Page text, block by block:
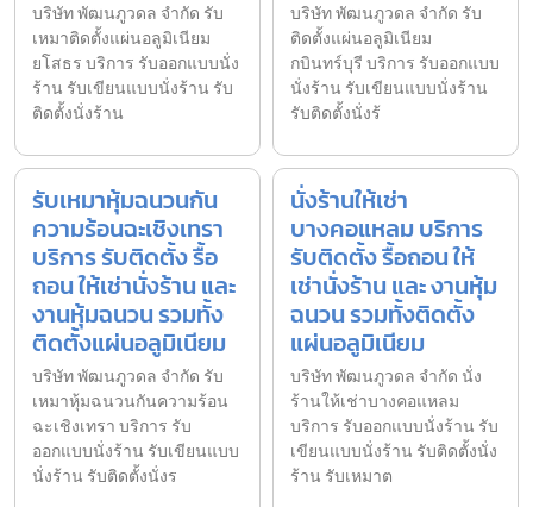
บริษัท พัฒนภูวดล จำกัด รับ
เหมาติดตั้งแผ่นอลูมิเนียม
ยโสธร บริการ รับออกแบบนั่ง
ร้าน รับเขียนแบบนั่งร้าน รับ
ติดตั้งนั่งร้าน
บริษัท พัฒนภูวดล จำกัด รับ
ติดตั้งแผ่นอลูมิเนียม
กบินทร์บุรี บริการ รับออกแบบ
นั่งร้าน รับเขียนแบบนั่งร้าน
รับติดตั้งนั่งร้
รับเหมาหุ้มฉนวนกัน
ความร้อนฉะเชิงเทรา
บริการ รับติดตั้ง รื้อ
ถอน ให้เช่านั่งร้าน และ
งานหุ้มฉนวน รวมทั้ง
ติดตั้งแผ่นอลูมิเนียม
บริษัท พัฒนภูวดล จำกัด รับ
เหมาหุ้มฉนวนกันความร้อน
ฉะเชิงเทรา บริการ รับ
ออกแบบนั่งร้าน รับเขียนแบบ
นั่งร้าน รับติดตั้งนั่งร
นั่งร้านให้เช่า
บางคอแหลม บริการ
รับติดตั้ง รื้อถอน ให้
เช่านั่งร้าน และ งานหุ้ม
ฉนวน รวมทั้งติดตั้ง
แผ่นอลูมิเนียม
บริษัท พัฒนภูวดล จำกัด นั่ง
ร้านให้เช่าบางคอแหลม
บริการ รับออกแบบนั่งร้าน รับ
เขียนแบบนั่งร้าน รับติดตั้งนั่ง
ร้าน รับเหมาต